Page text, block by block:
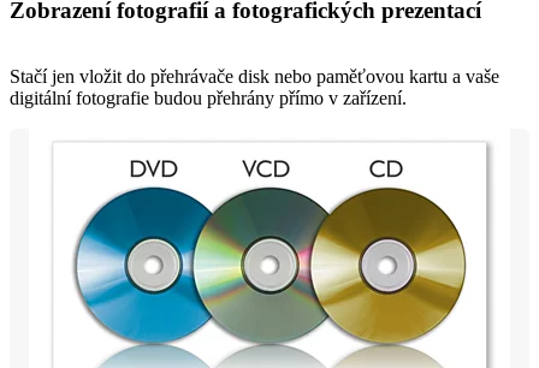
Zobrazení fotografií a fotografických prezentací
Stačí jen vložit do přehrávače disk nebo paměťovou kartu a vaše
digitální fotografie budou přehrány přímo v zařízení.